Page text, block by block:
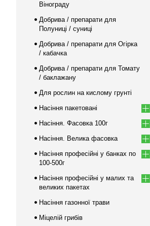
Вінограду
Добрива / препарати для
Полуниці / суниці
Добрива / препарати для Огірка
/ кабачка
Добрива / препарати для Томату
/ баклажану
Для рослин на кислому грунті
Насіння пакетовані
Насіння. Фасовка 100г
Насіння. Велика фасовка
Насіння професійні у банках по
100-500г
Насіння професійні у малих та
великих пакетах
Насіння газонної трави
Міцелій грибів